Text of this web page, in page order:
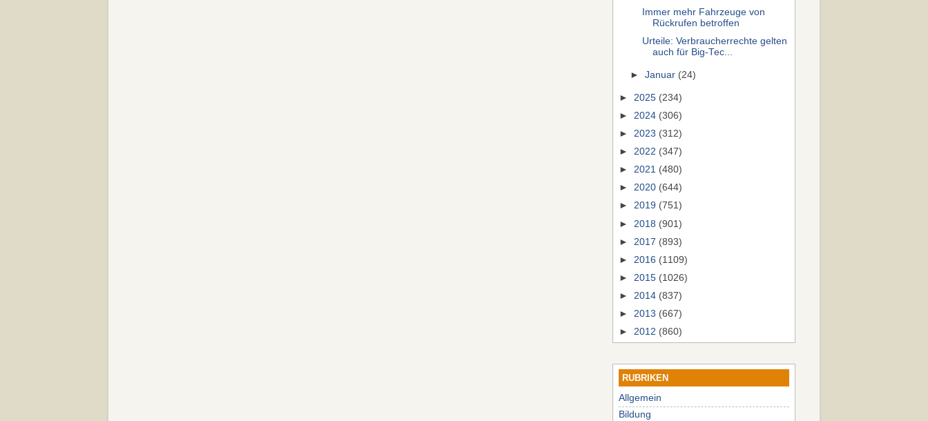
Immer mehr Fahrzeuge von
Rückrufen betroffen
Urteile: Verbraucherrechte gelten
auch für Big-Tec...
►Januar (24)
► 2025 (234)
► 2024 (306)
► 2023 (312)
► 2022 (347)
► 2021 (480)
► 2020 (644)
► 2019 (751)
► 2018 (901)
► 2017 (893)
► 2016 (1109)
► 2015 (1026)
► 2014 (837)
► 2013 (667)
► 2012 (860)
RUBRIKEN
Allgemein
Bildung